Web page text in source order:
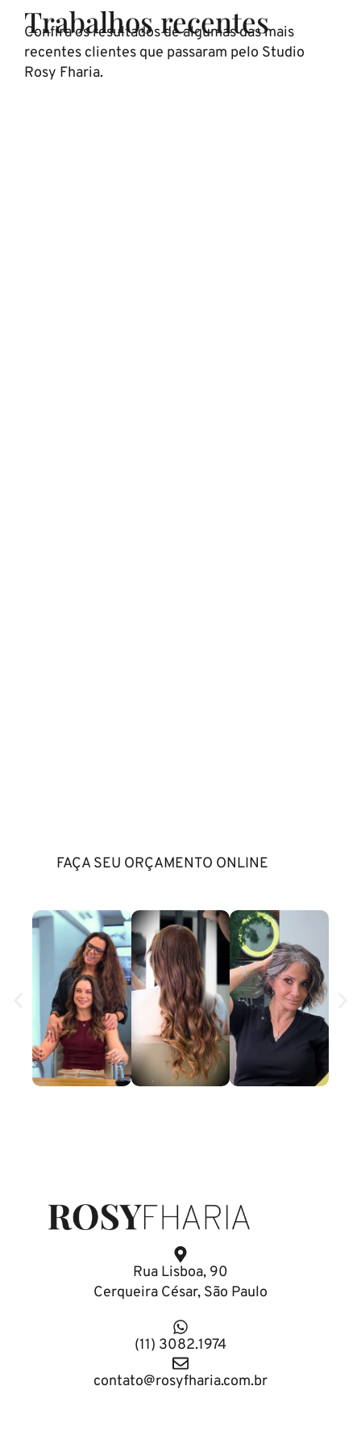
Trabalhos recentes
Confira os resultados de algumas das mais
recentes clientes que passaram pelo Studio
Rosy Fharia.
FAÇA SEU ORÇAMENTO ONLINE
Rua Lisboa, 90
Cerqueira César, São Paulo
(11) 3082.1974
contato@rosyfharia.com.br